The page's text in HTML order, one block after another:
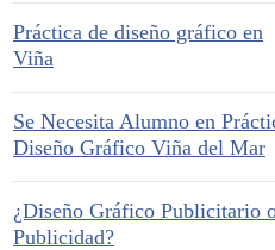
Práctica de diseño gráfico en
Viña
Se Necesita Alumno en
Diseño Gráfico Viña del Mar
¿Diseño Gráfico Publicitario
Publicidad?